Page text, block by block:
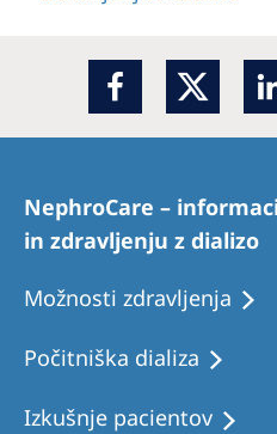
NephroCare –
in zdravljenju z dializo
Možnosti zdravljenja
Počitniška dializa
Izkušnje pacientov